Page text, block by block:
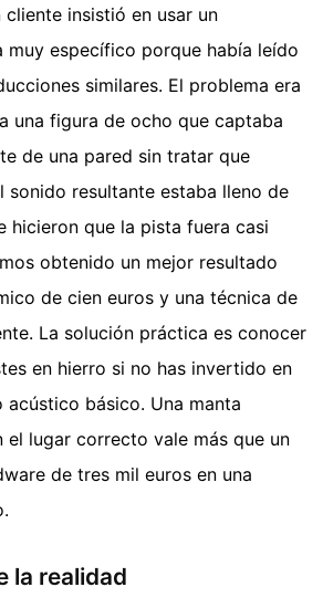
cliente insistió en usar un
específico porque había leído
similares. El problema era
una figura de ocho que captaba
de una pared sin tratar que
sonido resultante estaba lleno de
hicieron que la pista fuera casi
obtenido un mejor resultado
de cien euros y una técnica de
La solución práctica es conocer
en hierro si no has invertido en
básico. Una manta
el lugar correcto vale más que un
de tres mil euros en una
la realidad